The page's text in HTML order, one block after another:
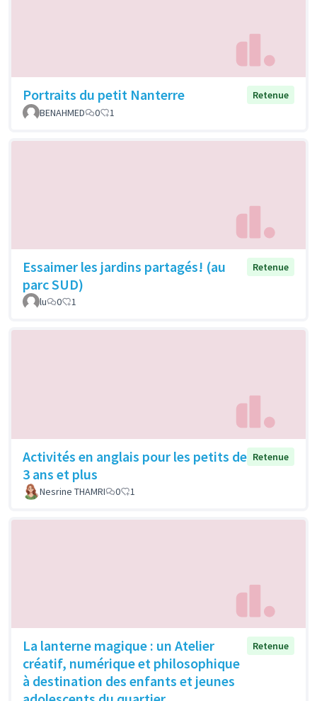
Portraits du petit Nanterre
Retenue
BENAHMED
0 1
Essaimer les jardins partagés! (au
parc SUD)
Retenue
lu 0 1
Activités en anglais pour les petits de
3 ans et plus
Retenue
Nesrine THAMRI 0 1
La lanterne magique : un Atelier
créatif, numérique et philosophique
à destination des enfants et jeunes
Retenue